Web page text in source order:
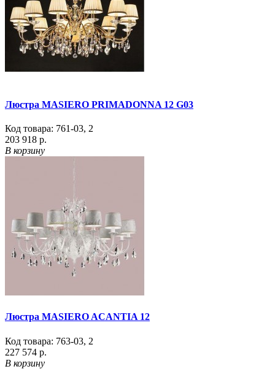
Люстра MASIERO PRIMADONNA 12 G03
Код товара: 761-03, 2
203 918 р.
В корзину
Люстра MASIERO ACANTIA 12
Код товара: 763-03, 2
227 574 р.
В корзину